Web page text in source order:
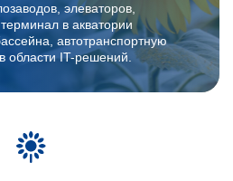
элеваторов,
в акватории
автотранспортную
в областиIT-решений